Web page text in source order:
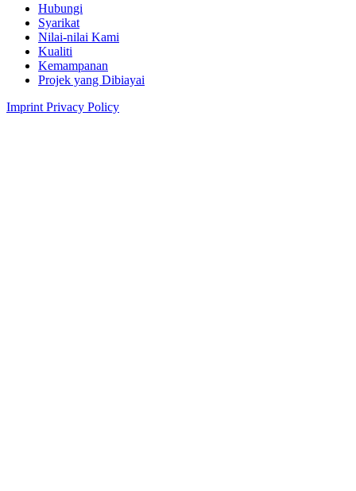
Hubungi
Syarikat
Nilai-nilai Kami
Kualiti
Kemampanan
Projek yang Dibiayai
Imprint Privacy Policy